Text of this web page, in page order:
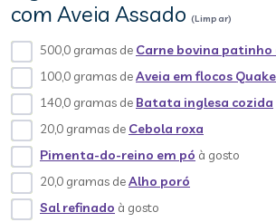
com Aveia Assado (Limpar)
500,0 gramas de Carne bovina patinho
100,0 gramas deAveia em flocos
140,0 gramas de Batata inglesa cozida
20,0 gramas de Cebola roxa
Pimenta-do-reino em pó à gosto
20,0 gramas deAlho poró
Sal refinado à gosto